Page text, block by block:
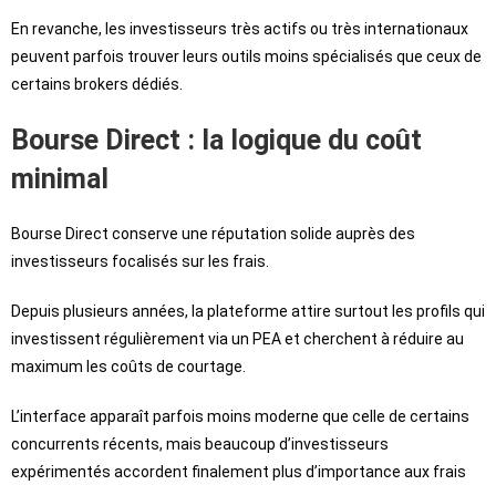
En revanche, les investisseurs très actifs ou très internationaux
peuvent parfois trouver leurs outils moins spécialisés que ceux de
certains brokers dédiés.
Bourse Direct : la logique du coût
minimal
Bourse Direct conserve une réputation solide auprès des
investisseurs focalisés sur les frais.
Depuis plusieurs années, la plateforme attire surtout les profils qui
investissent régulièrement via un PEA et cherchent à réduire au
maximum les coûts de courtage.
L’interface apparaît parfois moins moderne que celle de certains
concurrents récents, mais beaucoup d’investisseurs
expérimentés accordent finalement plus d’importance aux frais